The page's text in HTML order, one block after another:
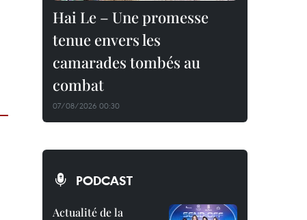
Hai Le – Une promesse
tenue envers les
camarades tombés au
combat
07/08/2026 00:30
PODCAST
Actualité de la